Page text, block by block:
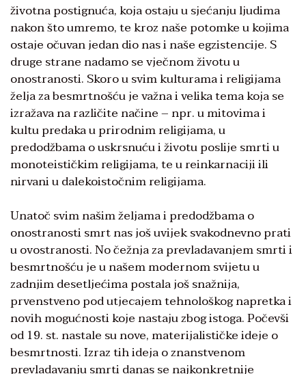
životna postignuća, koja ostaju u sjećanju ljudima
nakon što umremo, te kroz naše potomke u kojima
ostaje očuvan jedan dio nas i naše egzistencije. S
druge strane nadamo se vječnom životu u
onostranosti. Skoro u svim kulturama i religijama
želja za besmrtnošću je važna i velika tema koja se
izražava na različite načine – npr. u mitovima i
kultu predaka u prirodnim religijama, u
predodžbama o uskrsnuću i životu poslije smrti u
monoteističkim religijama, te u reinkarnaciji ili
nirvani u dalekoistočnim religijama.
Unatoč svim našim željama i predodžbama o
onostranosti smrt nas još uvijek svakodnevno prati
u ovostranosti. No čežnja za prevladavanjem smrti i
besmrtnošću je u našem modernom svijetu u
zadnjim desetljećima postala još snažnija,
prvenstveno pod utjecajem tehnološkog napretka i
novih mogućnosti koje nastaju zbog istoga. Počevši
od 19. st. nastale su nove, materijalističke ideje o
besmrtnosti. Izraz tih ideja o znanstvenom
prevladavanju smrti danas se najkonkretnije